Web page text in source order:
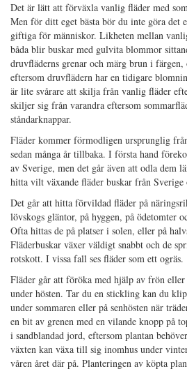
Det är lätt att förväxla vanlig fläder med
Men för ditt eget bästa bör du inte göra det
giftiga för människor. Likheten mellan
båda blir buskar med gulvita blommor
druvfläderns grenar och märg brun i färgen,
eftersom druvflädern har en tidigare
är lite svårare att skilja från vanlig fläder
skiljer sig från varandra eftersom
ståndarknappar.
Fläder kommer förmodligen ursprunglig
sedan många år tillbaka. I första hand
av Sverige, men det går även att odla dem
hitta vilt växande fläder buskar från
Det går att hitta förvildad fläder på
lövskogs gläntor, på hyggen, på ödetomter
Ofta hittas de på platser i solen, eller på
Fläderbuskar växer väldigt snabbt och de
rotskott. I vissa fall ses fläder som ett ogräs.
Fläder går att föröka med hjälp av frön
under hösten. Tar du en stickling kan du
under sommaren eller på senhösten när
en bit av grenen med en vilande knopp på
i sandblandad jord, eftersom plantan
växten kan växa till sig inomhus under
våren året där på. Planteringen av köpta